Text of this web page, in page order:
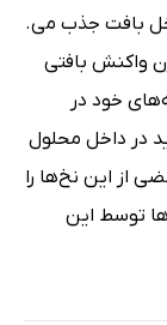
بافت جذب می.
واکنش بافتی
خود در
نخ‌ها نباید در داخل محلول
از این نخ‌ها را
توسط این